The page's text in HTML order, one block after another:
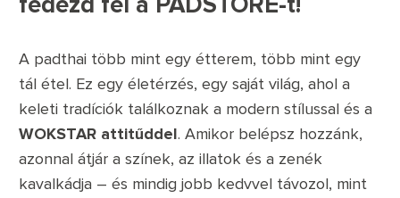
A padthai több mint egy étterem, több mint egy
tál étel. Ez egy életérzés, egy saját világ, ahol a
keleti tradíciók találkoznak a modern stílussal és a
WOKSTAR attitűddel. Amikor belépsz hozzánk,
azonnal átjár a színek, az illatok és a zenék
kavalkádja – és mindig jobb kedvvel távozol, mint